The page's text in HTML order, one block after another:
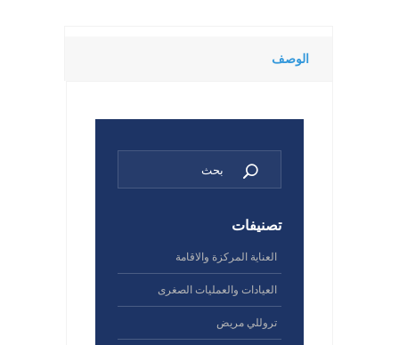
الوصف
تصنيفات
العناية المركزة والاقامة
العيادات والعمليات الصغرى
تروللي مريض